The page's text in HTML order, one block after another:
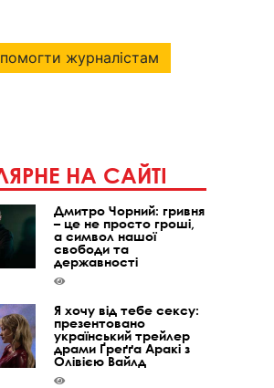
журналістам
НА САЙТІ
Дмитро Чорний: гривня
– це не просто гроші,
а символ нашої
свободи та
державності
Я хочу від тебе сексу:
презентовано
український трейлер
драми Ґреґґа Аракі з
Олівією Вайлд